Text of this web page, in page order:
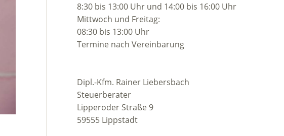
8:30 bis 13:00 Uhr und 14:00 bis 16:00 Uhr
Mittwoch und Freitag:
08:30 bis 13:00 Uhr
Termine nach Vereinbarung
Dipl.-Kfm. Rainer Liebersbach
Steuerberater
Lipperoder Straße 9
59555 Lippstadt